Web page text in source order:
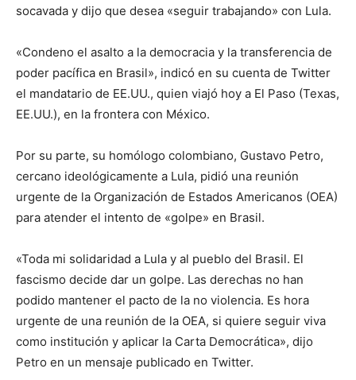
socavada y dijo que desea «seguir trabajando» con Lula.
«Condeno el asalto a la democracia y la transferencia de
poder pacífica en Brasil», indicó en su cuenta de Twitter
el mandatario de EE.UU., quien viajó hoy a El Paso (Texas,
EE.UU.), en la frontera con México.
Por su parte, su homólogo colombiano, Gustavo Petro,
cercano ideológicamente a Lula, pidió una reunión
urgente de la Organización de Estados Americanos (OEA)
para atender el intento de «golpe» en Brasil.
«Toda mi solidaridad a Lula y al pueblo del Brasil. El
fascismo decide dar un golpe. Las derechas no han
podido mantener el pacto de la no violencia. Es hora
urgente de una reunión de la OEA, si quiere seguir viva
como institución y aplicar la Carta Democrática», dijo
Petro en un mensaje publicado en Twitter.